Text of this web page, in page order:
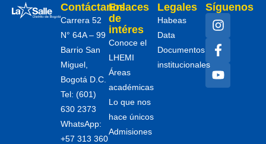
Contáctanos
Carrera 52
N° 64A – 99
Barrio San
Miguel,
Bogotá D.C.
Tel: (601)
630 2373
WhatsApp:
+57 313 360
Enlaces
de
intéres
Conoce el
LHEMI
Áreas
académicas
Lo que nos
hace únicos
Admisiones
Legales
Habeas
Data
Documentos
institucionales
Síguenos